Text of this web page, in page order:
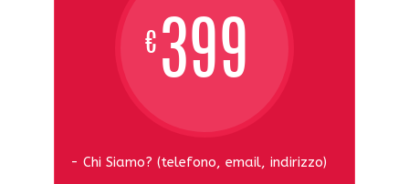
€ 399
- Chi Siamo? (telefono, email, indirizzo)